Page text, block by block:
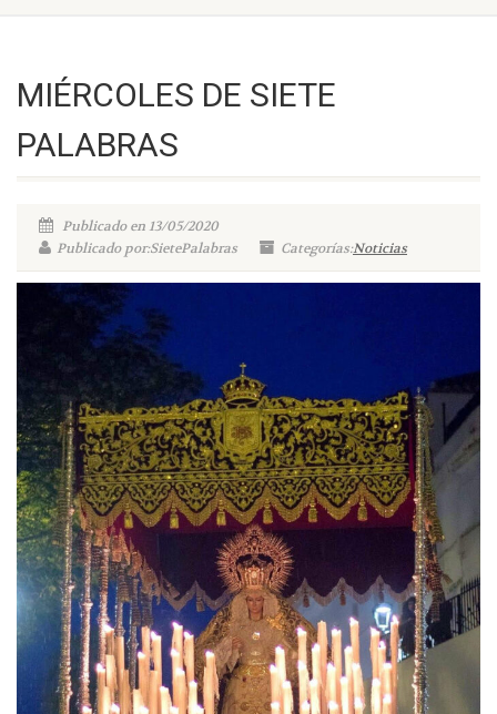
MIÉRCOLES DE SIETE
PALABRAS
Publicado en 13/05/2020
Publicado por:SietePalabras
Categorías:Noticias